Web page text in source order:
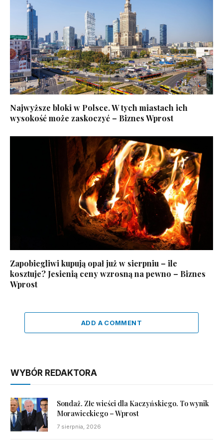
Najwyższe bloki w Polsce. W tych miastach ich
wysokość może zaskoczyć – Biznes Wprost
Zapobiegliwi kupują opał już w sierpniu – ile
kosztuje? Jesienią ceny wzrosną na pewno – Biznes
Wprost
ADD A COMMENT
WYBÓR REDAKTORA
Sondaż. Złe wieści dla Kaczyńskiego. To wynik
Morawieckiego – Wprost
7 sierpnia, 2026